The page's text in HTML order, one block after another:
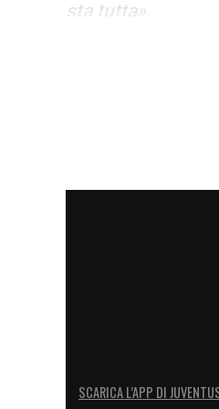
sta tutta».
SCARICA L’APP DI